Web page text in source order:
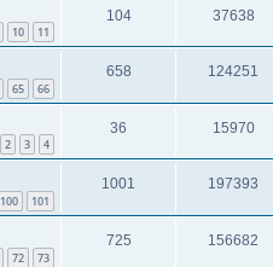
10 11
104 37638
65 66
658 124251
2 3 4
36 15970
100 101
1001 197393
72 73
725 156682